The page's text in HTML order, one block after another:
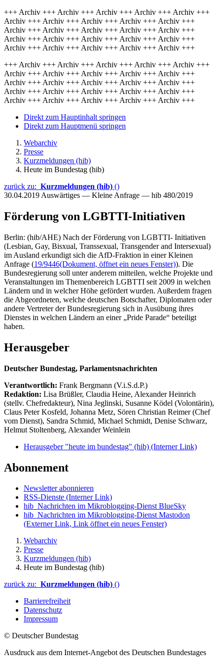
+++ Archiv +++ Archiv +++ Archiv +++ Archiv +++ Archiv +++
Archiv +++ Archiv +++ Archiv +++ Archiv +++ Archiv +++
Archiv +++ Archiv +++ Archiv +++ Archiv +++ Archiv +++
Archiv +++ Archiv +++ Archiv +++ Archiv +++ Archiv +++
Archiv +++ Archiv +++ Archiv +++ Archiv +++ Archiv +++
+++ Archiv +++ Archiv +++ Archiv +++ Archiv +++ Archiv +++
Archiv +++ Archiv +++ Archiv +++ Archiv +++ Archiv +++
Archiv +++ Archiv +++ Archiv +++ Archiv +++ Archiv +++
Archiv +++ Archiv +++ Archiv +++ Archiv +++ Archiv +++
Archiv +++ Archiv +++ Archiv +++ Archiv +++ Archiv +++
Direkt zum Hauptinhalt springen
Direkt zum Hauptmenü springen
Webarchiv
Presse
Kurzmeldungen (hib)
Heute im Bundestag (hib)
zurück zu: Kurzmeldungen (hib) ()
30.04.2019 Auswärtiges — Kleine Anfrage — hib 480/2019
Förderung von LGBTTI-Initiativen
Berlin: (hib/AHE) Nach der Förderung von LGBTTI- Initiativen
(Lesbian, Gay, Bisxual, Transsexual, Transgender and Intersexual)
im Ausland erkundigt sich die AfD-Fraktion in einer Kleinen
Anfrage (19/9446(Dokument, öffnet ein neues Fenster)). Die
Bundesregierung soll unter anderem mitteilen, welche Projekte und
Veranstaltungen im Themenbereich LGBTTI seit 2009 in welchen
Ländern und in welcher Höhe gefördert wurden. Außerdem fragen
die Abgeordneten, welche deutschen Botschafter, Diplomaten oder
andere Vertreter der Bundesregierung sich in Ausübung ihres
Dienstes in welchen Ländern an einer „Pride Parade“ beteiligt
haben.
Herausgeber
Deutscher Bundestag, Parlamentsnachrichten
Verantwortlich: Frank Bergmann (V.i.S.d.P.)
Redaktion: Lisa Brüßler, Claudia Heine, Alexander Heinrich
(stellv. Chefredakteur), Nina Jeglinski, Susanne Ködel (Volontärin),
Claus Peter Kosfeld, Johanna Metz, Sören Christian Reimer (Chef
vom Dienst), Sandra Schmid, Michael Schmidt, Denise Schwarz,
Helmut Stoltenberg, Alexander Weinlein
Herausgeber "heute im bundestag" (hib) (Interner Link)
Abonnement
Newsletter abonnieren
RSS-Dienste (Interner Link)
hib_Nachrichten im Mikroblogging-Dienst BlueSky
hib_Nachrichten im Mikroblogging-Dienst Mastodon
(Externer Link, Link öffnet ein neues Fenster)
Webarchiv
Presse
Kurzmeldungen (hib)
Heute im Bundestag (hib)
zurück zu: Kurzmeldungen (hib) ()
Barrierefreiheit
Datenschutz
Impressum
© Deutscher Bundestag
Ausdruck aus dem Internet-Angebot des Deutschen Bundestages